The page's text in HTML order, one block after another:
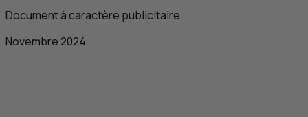
Document à caractère publicitaire
Novembre 2024